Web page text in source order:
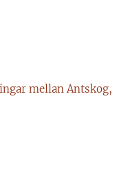
mellan Antskog,